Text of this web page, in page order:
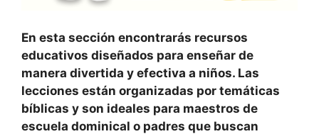
En esta sección encontrarás recursos
educativos diseñados para enseñar de
manera divertida y efectiva a niños. Las
lecciones están organizadas por temáticas
bíblicas y son ideales para maestros de
escuela dominical o padres que buscan